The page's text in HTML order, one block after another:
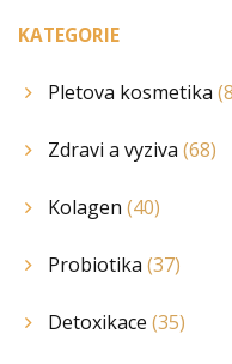
KATEGORIE
Pletova kosmetika
Zdravi a vyziva (68)
Kolagen (40)
Probiotika (37)
Detoxikace (35)